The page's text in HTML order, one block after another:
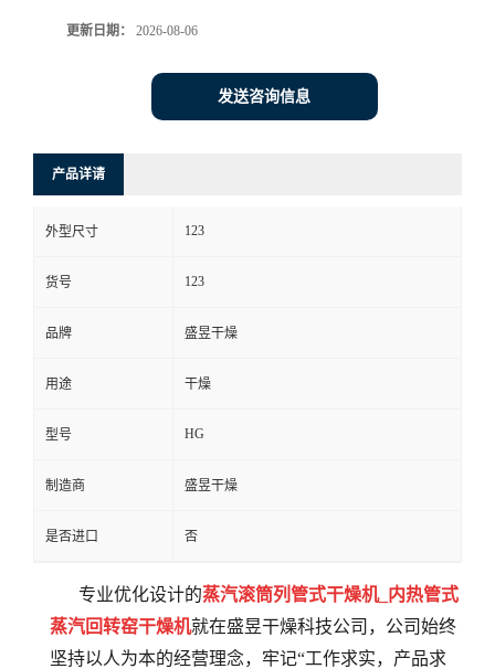
更新日期： 2026-08-06
发送咨询信息
产品详请
外型尺寸 123
货号 123
品牌 盛昱干燥
用途 干燥
型号 HG
制造商 盛昱干燥
是否进口 否
专业优化设计的蒸汽滚筒列管式干燥机_内热管式
蒸汽回转窑干燥机就在盛昱干燥科技公司，公司始终
坚持以人为本的经营理念，牢记“工作求实，产品求